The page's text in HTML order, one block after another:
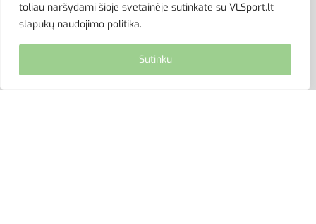
toliau naršydami šioje svetainėje sutinkate su VLSport.lt
slapukų naudojimo politika.
Sutinku